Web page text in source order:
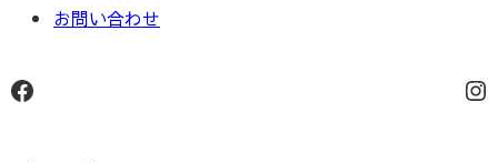
お問い合わせ
Facebook